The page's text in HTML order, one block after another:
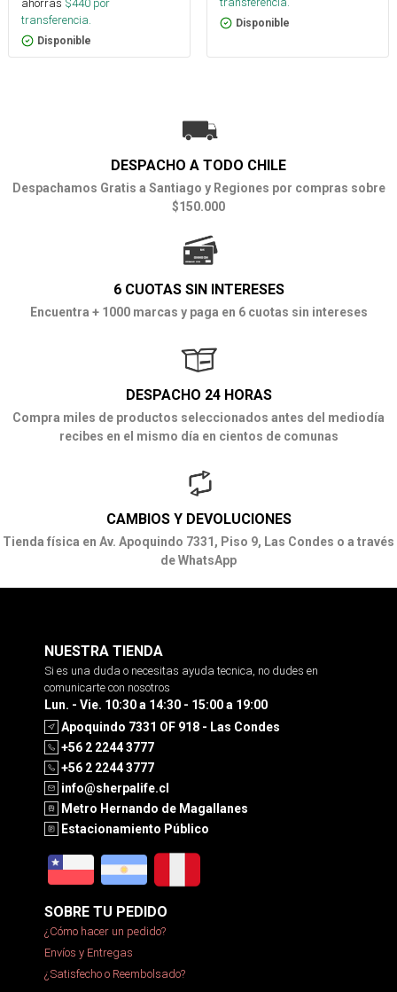
ahorras $440 por
transferencia.
Disponible
Disponible
DESPACHO A TODO CHILE
Despachamos Gratis a Santiago y Regiones por compras sobre
$150.000
6 CUOTAS SIN INTERESES
Encuentra + 1000 marcas y paga en 6 cuotas sin intereses
DESPACHO 24 HORAS
Compra miles de productos seleccionados antes del mediodía
recibes en el mismo día en cientos de comunas
CAMBIOS Y DEVOLUCIONES
Tienda física en Av. Apoquindo 7331, Piso 9, Las Condes o a través
de WhatsApp
NUESTRA TIENDA
Si es una duda o necesitas ayuda tecnica, no dudes en
comunicarte con nosotros
Lun. - Vie. 10:30 a 14:30 - 15:00 a 19:00
Apoquindo 7331 OF 918 - Las Condes
+56 2 2244 3777
+56 2 2244 3777
info@sherpalife.cl
Metro Hernando de Magallanes
Estacionamiento Público
SOBRE TU PEDIDO
¿Cómo hacer un pedido?
Envíos y Entregas
¿Satisfecho o Reembolsado?